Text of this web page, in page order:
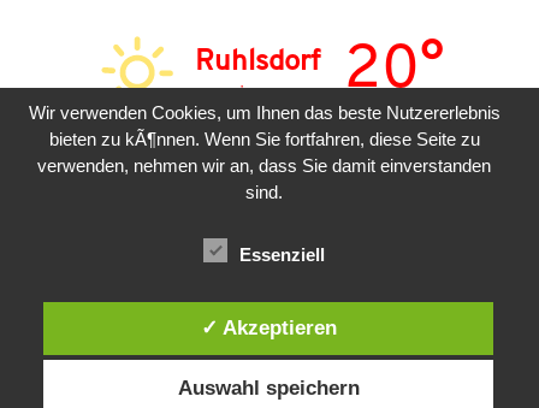
Ruhlsdorf
sonnig 20°
SAM SON MON
Copyright © 2026 | Präsentiert vonAstra-WordPress-Theme
Wir verwenden Cookies, um Ihnen das beste Nutzererlebnis
bieten zu kÃ¶nnen. Wenn Sie fortfahren, diese Seite zu
verwenden, nehmen wir an, dass Sie damit einverstanden
sind.
Essenziell
✓ Akzeptieren
Auswahl speichern